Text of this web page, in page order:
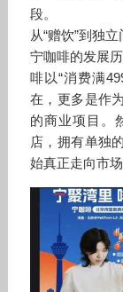
段。
从“赠饮”到独
宁咖啡的发展
啡以“消费满
在，更多是作
的商业项目。
店，拥有单独
始真正走向市